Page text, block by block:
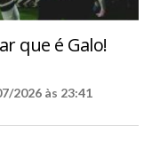
que é Galo!
2026 às 23:41